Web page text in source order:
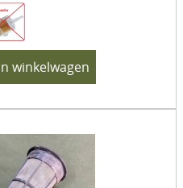
winkelwagen